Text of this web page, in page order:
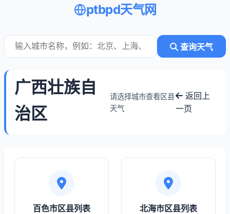
ptbpd天气网
查询天气
广西壮族自
治区
请选择城市查看区县
天气
返回上
一页
百色市区县列表 北海市区县列表